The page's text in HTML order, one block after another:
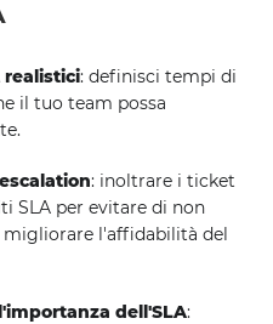
realistici: definisci tempi di
il tuo team possa
: inoltrare i ticket
SLA per evitare di non
migliorare l'affidabilità del
dell'SLA: